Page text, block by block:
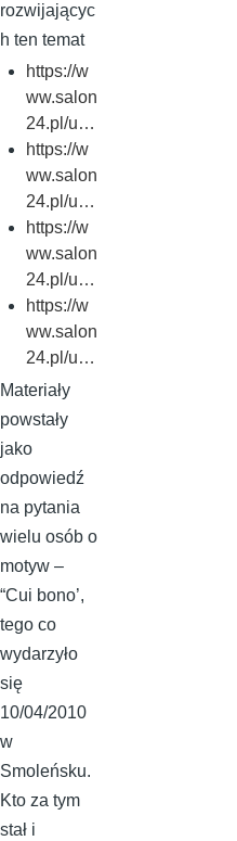
rozwijającyc
h ten temat
https://w
ww.salon
24.pl/u…
https://w
ww.salon
24.pl/u…
https://w
ww.salon
24.pl/u…
https://w
ww.salon
24.pl/u…
Materiały
powstały
jako
odpowiedź
na pytania
wielu osób o
motyw –
“Cui bono’,
tego co
wydarzyło
się
10/04/2010
w
Smoleńsku.
Kto za tym
stał i